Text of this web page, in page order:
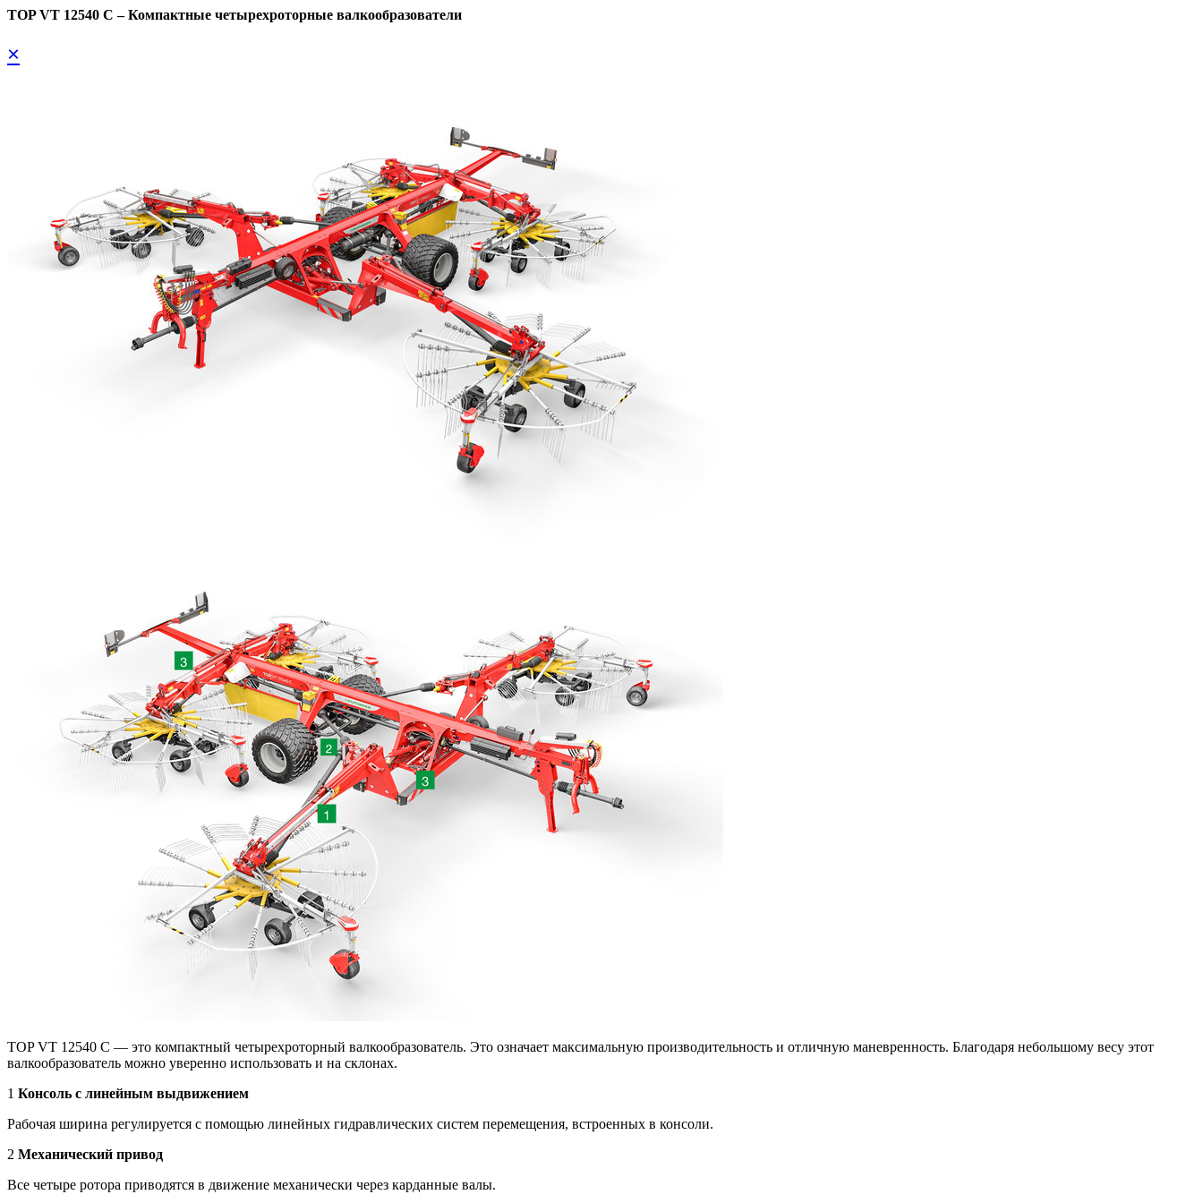
TOP VT 12540 C – Компактные четырехроторные валкообразователи
×
TOP VT 12540 C — это компактный четырехроторный валкообразователь. Это означает максимальную производительность и отличную маневренность. Благодаря небольшому весу этот
валкообразователь можно уверенно использовать и на склонах.
1 Консоль с линейным выдвижением
Рабочая ширина регулируется с помощью линейных гидравлических систем перемещения, встроенных в консоли.
2 Механический привод
Все четыре ротора приводятся в движение механически через карданные валы.